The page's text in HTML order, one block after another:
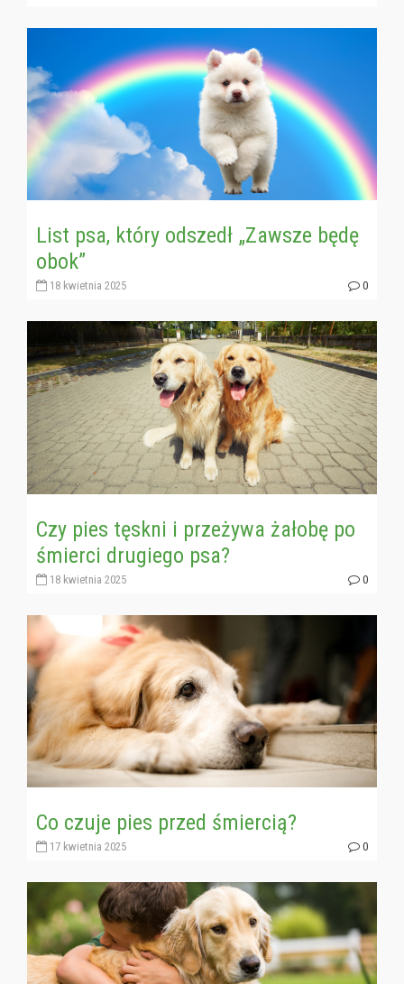
List psa, który odszedł „Zawsze będę
obok”
18 kwietnia 2025 0
Czy pies tęskni i przeżywa żałobę po
śmierci drugiego psa?
18 kwietnia 2025 0
Co czuje pies przed śmiercią?
17 kwietnia 2025 0